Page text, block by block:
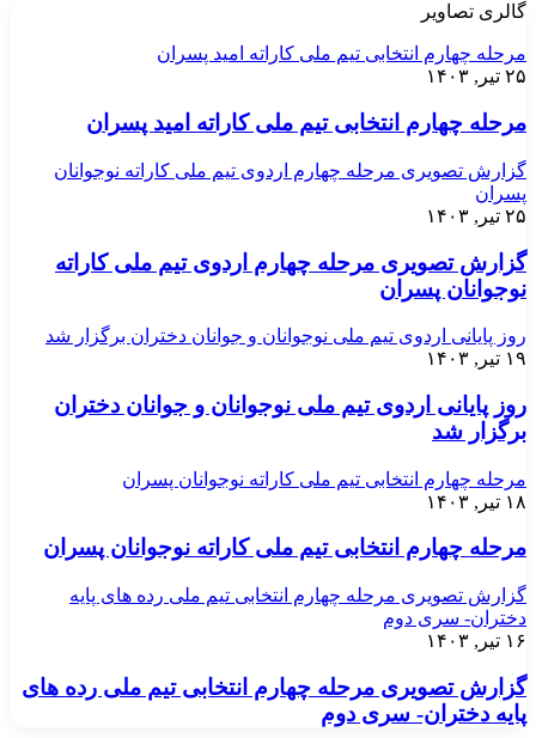
گالری تصاویر
مرحله چهارم انتخابی تیم ملی کاراته امید پسران
۲۵ تیر, ۱۴۰۳
مرحله چهارم انتخابی تیم ملی کاراته امید پسران
گزارش تصویری مرحله چهارم اردوی تیم ملی کاراته نوجوانان
پسران
۲۵ تیر, ۱۴۰۳
گزارش تصویری مرحله چهارم اردوی تیم ملی کاراته
نوجوانان پسران
روز پایانی اردوی تیم ملی نوجوانان و جوانان دختران برگزار شد
۱۹ تیر, ۱۴۰۳
روز پایانی اردوی تیم ملی نوجوانان و جوانان دختران
برگزار شد
مرحله چهارم انتخابی تیم ملی کاراته نوجوانان پسران
۱۸ تیر, ۱۴۰۳
مرحله چهارم انتخابی تیم ملی کاراته نوجوانان پسران
گزارش تصویری مرحله چهارم انتخابی تیم ملی رده های پایه
دختران- سری دوم
۱۶ تیر, ۱۴۰۳
گزارش تصویری مرحله چهارم انتخابی تیم ملی رده های
پایه دختران- سری دوم